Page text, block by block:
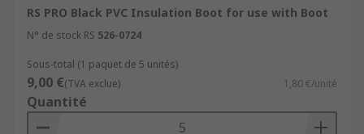
power connectors in the construction
industry
Housings that are used to enclose and
provide splash protection for single socket
connections in high moisture environments
RS PRO Black PVC Insulation Boot for use with Boot
N° de stock RS 526-0724
Sous-total (1 paquet de 5 unités)
9,00 €(TVA exclue) 1,80 €/unité
Quantité